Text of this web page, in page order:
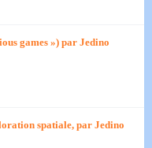
games ») par Jedino
spatiale, par Jedino